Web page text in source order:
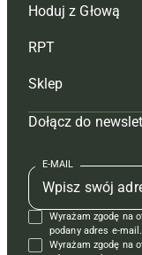
Redakcja
Reklama
Tagi
Mapa serwisu
Kontakt
Regulamin
Polityka prywatności
Hoduj z Głową
Hoduj z głową bydło
Hoduj z głową świnie
Prenumerata
Redakcja
Kontakt
Reklama
RPT
Redakcja
Prenumerata
Reklama
Kontakt
Krzyżówki
Sklep
Czasopisma i
Książki
Regulamin
Dołącz do
E-MAIL
Wyrażam zgodę na
podany adres e-mail.
Wyrażam zgodę na